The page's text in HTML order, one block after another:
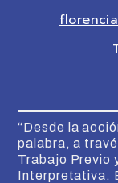
“Desde la
palabra, a
Trabajo Previo
Interpretativa.